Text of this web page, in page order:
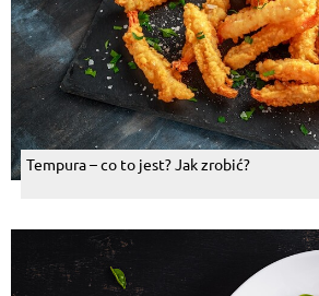
Tempura – co to jest? Jak zrobić?